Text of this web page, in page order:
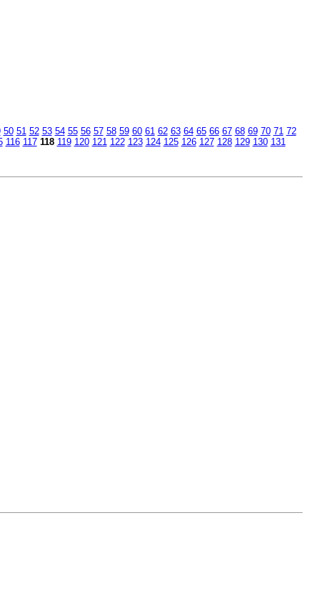
50 51 52 53 54 55 56 57 58 59 60 61 62 63 64 65 66 67 68 69 70 71 72
116 117 118 119 120 121 122 123 124 125 126 127 128 129 130 131